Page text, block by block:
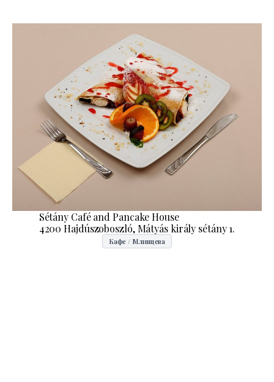
Sétány Café and Pancake House
4200 Hajdúszoboszló, Mátyás király sétány 1.
Кафе / Млинцева